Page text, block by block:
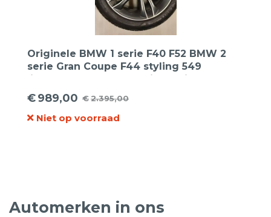
Originele BMW 1 serie F40 F52 BMW 2
serie Gran Coupe F44 styling 549
lichtmetalen velgen 17 inch wielset +
Goodyear zomerbanden
€2.395,00
Oorspronkelijke
prijs
€989,00
Huidige
prijs
Niet op voorraad
Automerken in ons